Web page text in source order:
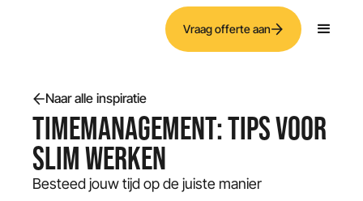
Vraag offerte aan
Naar alle inspiratie
TIMEMANAGEMENT: TIPS VOOR
SLIM WERKEN
Besteed jouw tijd op de juiste manier